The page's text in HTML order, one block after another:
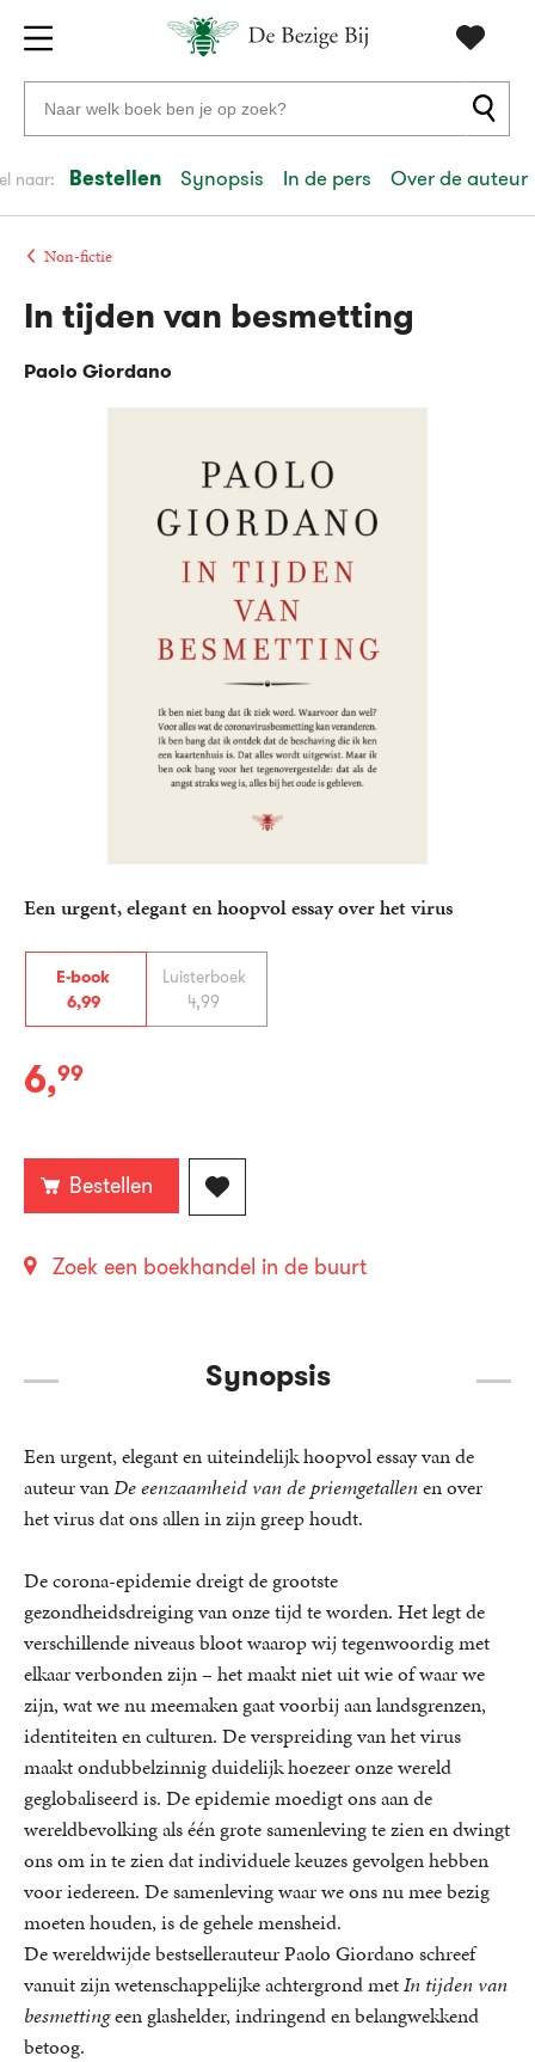
Gratis
verzending
vanaf
20
euro
Voor
23:59
volgendein
Veilig betalen
Gratis
Zoeken
naar
auteurs
en
uitgevers
naar: Bestellen Synopsis In de pers Over de auteur
Non-fictie
Een urgent, elegant en hoopvol essay over het virus
E-book
6,99
Luisterboek
4,99
E-
6,99
Bestellen
Zoek een boekhandel in de buurt
In tijden van besmetting
Paolo Giordano
Synopsis
Een urgent, elegant en uiteindelijk hoopvol essay van de
auteur vanDe eenzaamheid van de priemgetallenenover
het virus dat ons allen in zijn greep houdt.
De corona-epidemie dreigt de grootste
gezondheidsdreiging van onze tijd te worden. Het legt de
verschillende niveaus bloot waarop wij tegenwoordig met
elkaar verbonden zijn – het maakt niet uit wie of waar we
zijn, wat we nu meemaken gaat voorbij aan landsgrenzen,
identiteiten en culturen. De verspreiding van het virus
maakt ondubbelzinnig duidelijk hoezeer onze wereld
geglobaliseerd is. De epidemie moedigt ons aan de
wereldbevolking als één grote samenleving te zien en dwingt
ons om in te zien dat individuele keuzes gevolgen hebben
voor iedereen. De samenleving waar we ons nu mee bezig
moeten houden, is de gehele mensheid.
De wereldwijde bestsellerauteur Paolo Giordano schreef
vanuit zijn wetenschappelijke achtergrond metIn tijden van
besmettingeen glashelder, indringend en belangwekkend
betoog.